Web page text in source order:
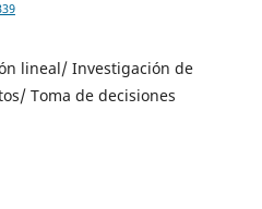
lineal/ Investigación de
Toma de decisiones